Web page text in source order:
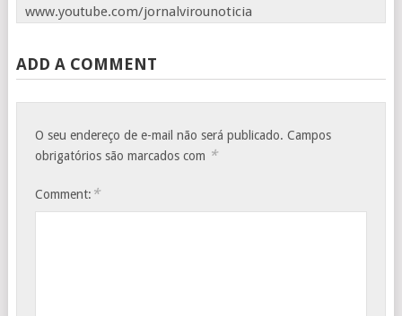
www.youtube.com/jornalvirounoticia
ADD A COMMENT
O seu endereço de e-mail não será publicado. Campos
obrigatórios são marcados com *
Comment: *